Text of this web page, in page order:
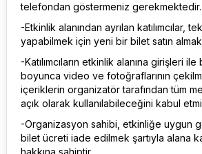
telefondan göstermeniz gerekmektedir.
-Etkinlik alanından ayrılan katılımcılar,
yapabilmek için yeni bir bilet satın
-Katılımcıların etkinlik alanına girişleri
boyunca video ve fotoğraflarının
içeriklerin organizatör tarafından tüm
açık olarak kullanılabileceğini kabul
-Organizasyon sahibi, etkinliğe uygun
bilet ücreti iade edilmek şartıyla alana
hakkına sahiptir.